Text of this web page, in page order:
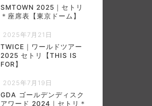
SMTOWN 2025｜セトリ
＊座席表【東京ドーム】
2025年7月21日
TWICE｜ワールドツアー
2025 セトリ【THIS IS
FOR】
2025年7月19日
GDA ゴールデンディスク
アワード 2024｜セトリ＊